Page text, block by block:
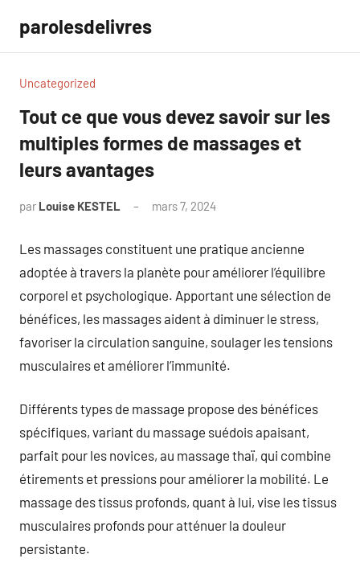
contenu
parolesdelivres
Uncategorized
Tout ce que vous devez savoir sur les
multiples formes de massages et
leurs avantages
par Louise KESTEL mars 7, 2024
Les massages constituent une pratique ancienne
adoptée à travers la planète pour améliorer l’équilibre
corporel et psychologique. Apportant une sélection de
bénéfices, les massages aident à diminuer le stress,
favoriser la circulation sanguine, soulager les tensions
musculaires et améliorer l’immunité.
Différents types de massage propose des bénéfices
spécifiques, variant du massage suédois apaisant,
parfait pour les novices, au massage thaï, qui combine
étirements et pressions pour améliorer la mobilité. Le
massage des tissus profonds, quant à lui, vise les tissus
musculaires profonds pour atténuer la douleur
persistante.